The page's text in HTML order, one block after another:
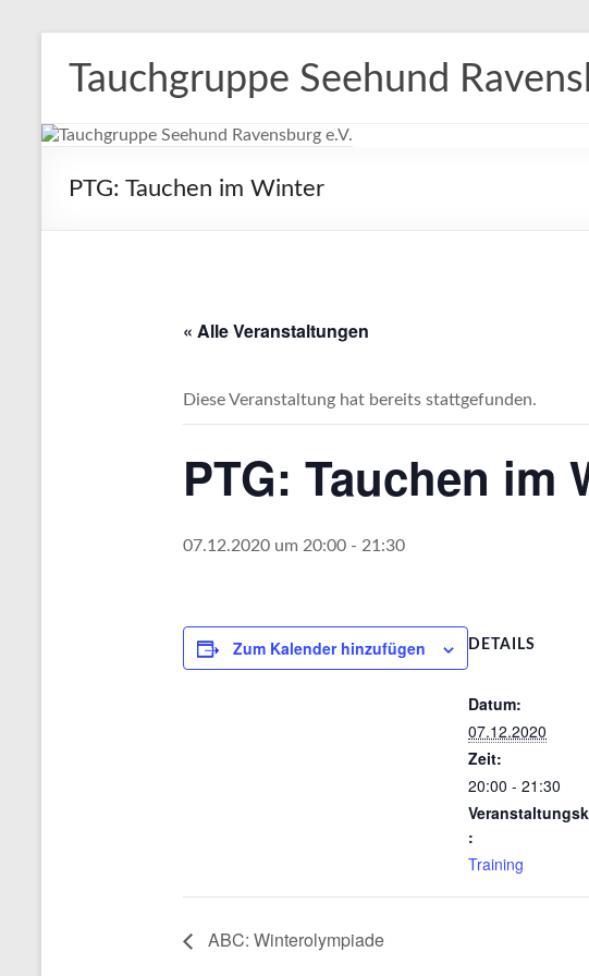
Inhalt
springen
Tauchgruppe Seehund
PTG: Tauchen im Winter
« Alle Veranstaltungen
Diese Veranstaltung hat bereits stattgefunden.
PTG: Tauchen im
07.12.2020 um 20:00 - 21:30
Zum Kalender hinzufügen DETAILS
Datum:
07.12.2020
Zeit:
20:00 - 21:30
:
Training
ABC: Winterolympiade